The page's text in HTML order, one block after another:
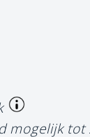
mogelijk tot